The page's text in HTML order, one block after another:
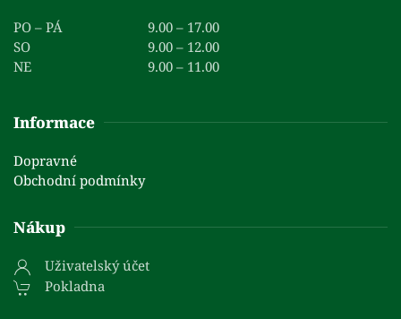
PO – PÁ
9.00 – 17.00
SO
9.00 – 12.00
NE
9.00 – 11.00
Informace
Dopravné
Obchodní podmínky
Nákup
Uživatelský účet
Pokladna